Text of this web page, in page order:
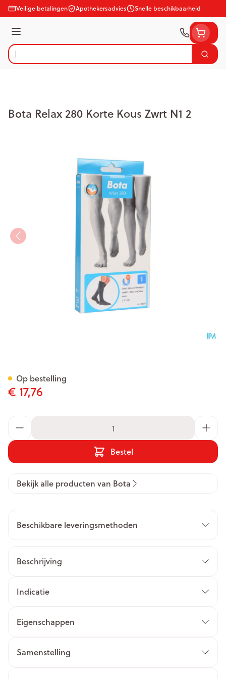
Ga naar de inhoud
Veilige betalingen Apothekersadvies Snelle beschikbaarheid
Menu
Product, merk, categorie...
Zoek
Bota Relax 280 Korte Kous Zwrt N1 2
€ 17,76
Bestel
Op bestelling
Bekijk alle producten van Bota
Beschikbare leveringsmethoden
Beschrijving
Indicatie
Eigenschappen
Samenstelling